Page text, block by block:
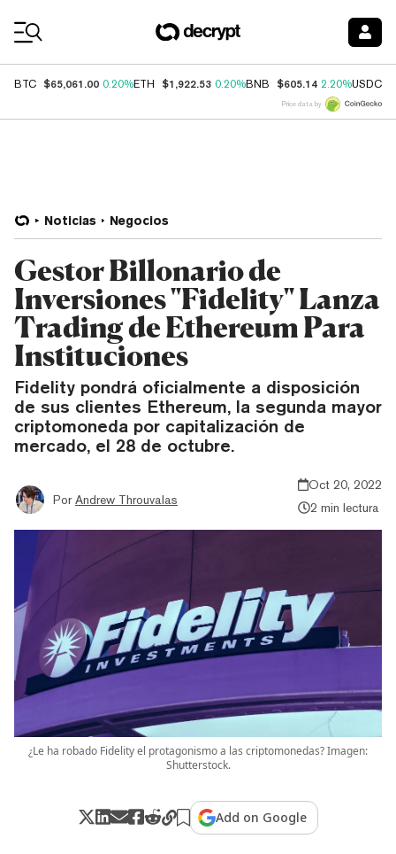
BTC $65,061.00 0.20%ETH $1,922.53 0.20%BNB $605.14 2.20%USDC
Price data by
Noticias Negocios
Gestor Billonario de
Inversiones "Fidelity" Lanza
Trading de Ethereum Para
Instituciones
Fidelity pondrá oficialmente a disposición
de sus clientes Ethereum, la segunda mayor
criptomoneda por capitalización de
mercado, el 28 de octubre.
Por Andrew Throuvalas
Oct 20, 2022
2 min lectura
¿Le ha robado Fidelity el protagonismo a las criptomonedas? Imagen:
Shutterstock.
Add on Google